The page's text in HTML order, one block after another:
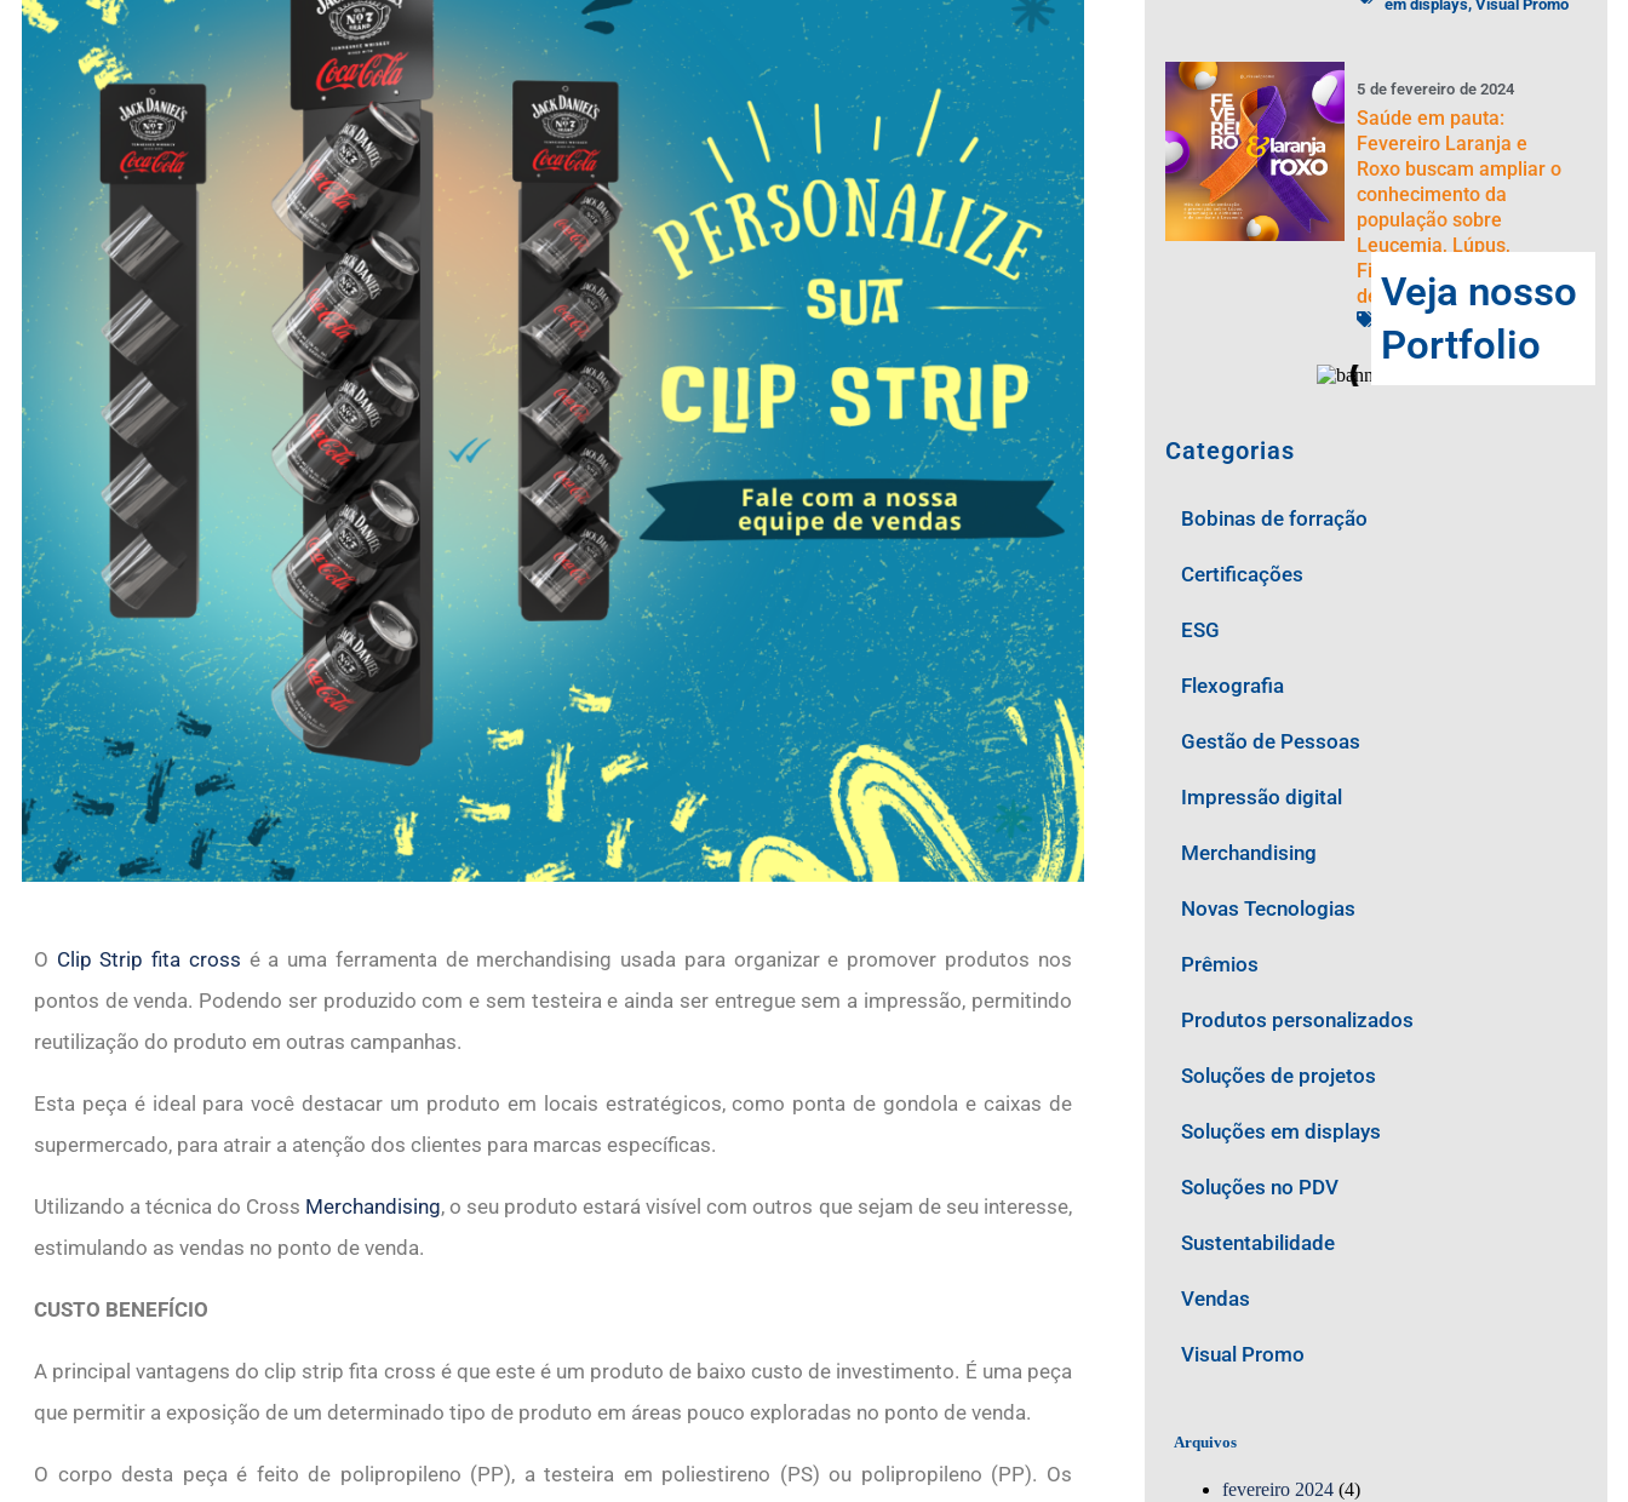
O Clip Strip fita cross é a uma ferramenta de merchandising usada para organizar e promover produtos nos
pontos de venda. Podendo ser produzido com e sem testeira e ainda ser entregue sem a impressão, permitindo
reutilização do produto em outras campanhas.
Esta peça é ideal para você destacar um produto em locais estratégicos, como ponta de gondola e caixas de
supermercado, para atrair a atenção dos clientes para marcas específicas.
Utilizando a técnica do Cross Merchandising, o seu produto estará visível com outros que sejam de seu interesse,
estimulando as vendas no ponto de venda.
CUSTO BENEFÍCIO
A principal vantagens do clip strip fita cross é que este é um produto de baixo custo de investimento. É uma peça
que permitir a exposição de um determinado tipo de produto em áreas pouco exploradas no ponto de venda.
O corpo desta peça é feito de polipropileno (PP), a testeira em poliestireno (PS) ou polipropileno (PP). Os
em displays,Visual Promo
5 de fevereiro de 2024
Saúde em pauta:
Fevereiro Laranja e
Roxo buscam ampliar o
conhecimento da
população sobre
Leucemia, Lúpus,
Fibromialgia e Doença
de Alzheimer
Ação Social
Veja nosso
Portfolio
Categorias
Bobinas de forração
Certificações
ESG
Flexografia
Gestão de Pessoas
Impressão digital
Merchandising
Novas Tecnologias
Prêmios
Produtos personalizados
Soluções de projetos
Soluções em displays
Soluções no PDV
Sustentabilidade
Vendas
Visual Promo
Arquivos
fevereiro 2024 (4)